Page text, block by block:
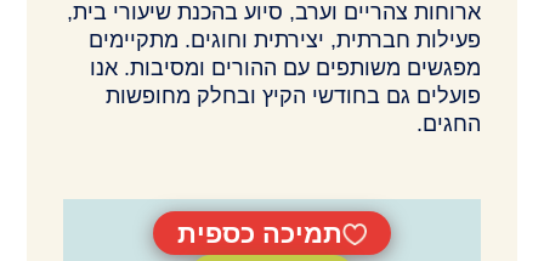
ארוחות צהריים וערב, סיוע בהכנת שיעורי בית,
פעילות חברתית, יצירתית וחוגים. מתקיימים
מפגשים משותפים עם ההורים ומסיבות. אנו
פועלים גם בחודשי הקיץ ובחלק מחופשות
החגים.
תמיכה כספית